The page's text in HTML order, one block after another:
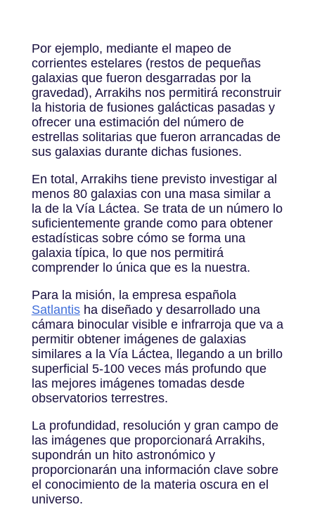
Por ejemplo, mediante el mapeo de
corrientes estelares (restos de pequeñas
galaxias que fueron desgarradas por la
gravedad), Arrakihs nos permitirá reconstruir
la historia de fusiones galácticas pasadas y
ofrecer una estimación del número de
estrellas solitarias que fueron arrancadas de
sus galaxias durante dichas fusiones.
En total, Arrakihs tiene previsto investigar al
menos 80 galaxias con una masa similar a
la de la Vía Láctea. Se trata de un número lo
suficientemente grande como para obtener
estadísticas sobre cómo se forma una
galaxia típica, lo que nos permitirá
comprender lo única que es la nuestra.
Para la misión, la empresa española
Satlantisha diseñado y desarrollado una
cámara binocular visible e infrarroja que va a
permitir obtener imágenes de galaxias
similares a la Vía Láctea, llegando a un brillo
superficial 5-100 veces más profundo que
las mejores imágenes tomadas desde
observatorios terrestres.
La profundidad, resolución y gran campo de
las imágenes que proporcionará Arrakihs,
supondrán un hito astronómico y
proporcionarán una información clave sobre
el conocimiento de la materia oscura en el
universo.